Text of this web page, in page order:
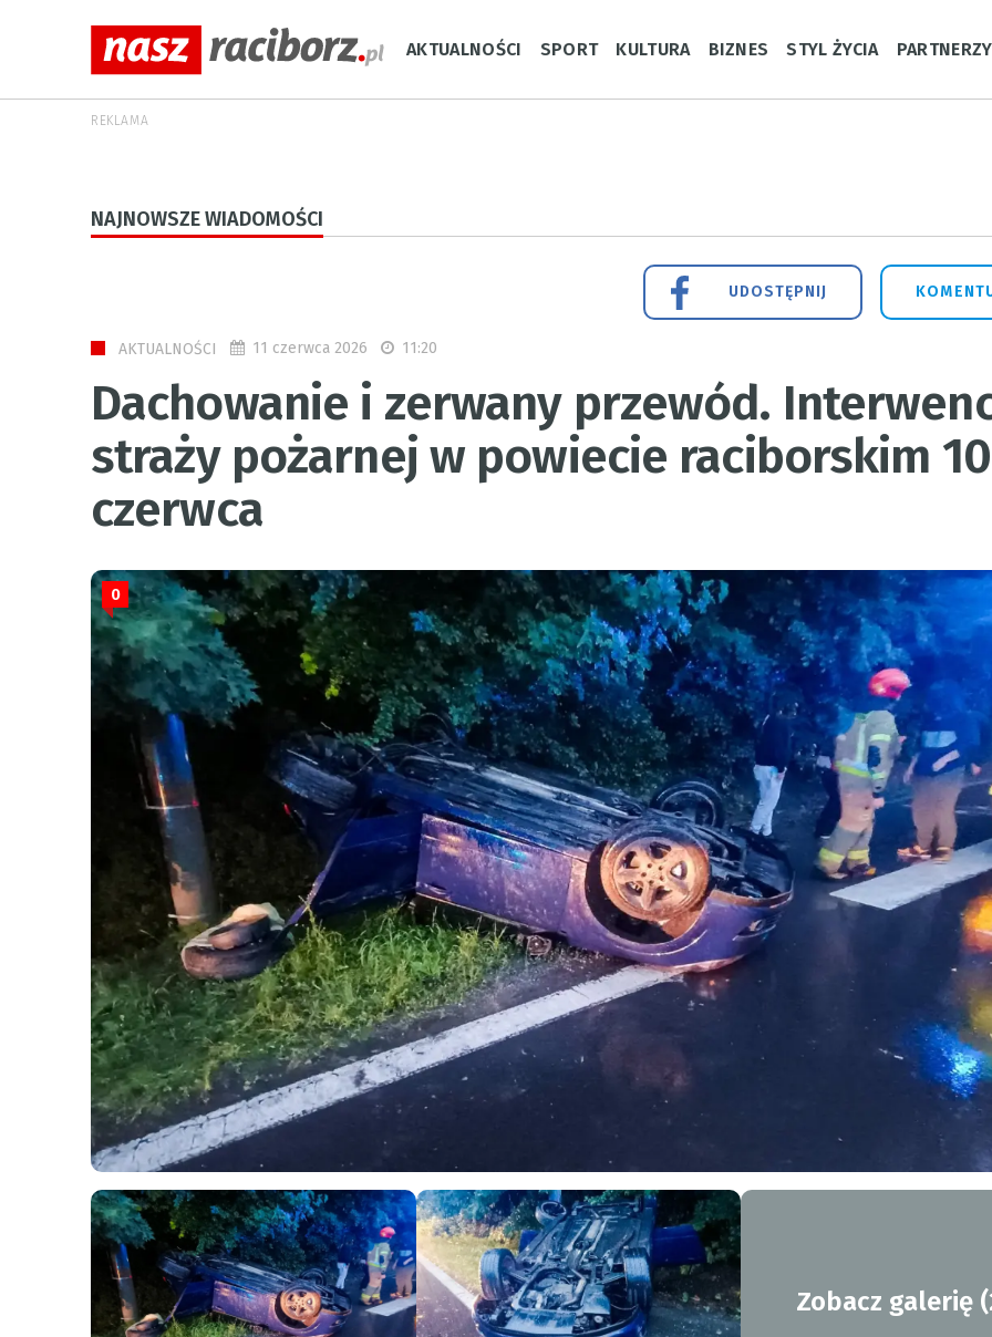
AKTUALNOŚCI SPORT KULTURA BIZNES STYL ŻYCIA PARTNERZY
REKLAMA
NAJNOWSZE WIADOMOŚCI
UDOSTĘPNIJ
AKTUALNOŚCI 11 czerwca 2026 11:20
Dachowanie i zerwany przewód.
straży pożarnej w powiecie raciborskim 10
czerwca
0
Zobacz galerię